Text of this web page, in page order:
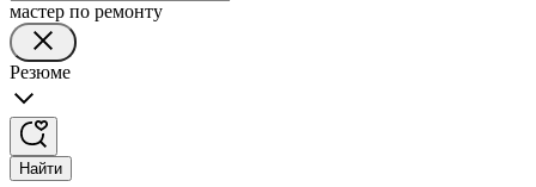
мастер по ремонту
Резюме
Найти